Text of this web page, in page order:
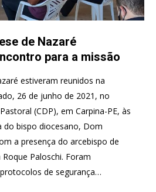
de Nazaré
para a missão
estiveram reunidos na
26 de junho de 2021, no
(CDP), em Carpina-PE, às
do bispo diocesano, Dom
a presença do arcebispo de
Paloschi. Foram
de segurança…